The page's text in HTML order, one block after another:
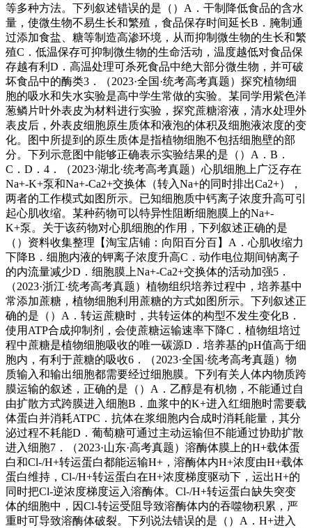
等多种方法。下列叙述错误的是（）A．干制降低食品的含水
量，使微生物不易生长和繁殖，食品保存时间延长B．腌制通
过添加食盐、糖等制造高渗环境，从而抑制微生物的生长和繁
殖C．低温保存可抑制微生物的生命活动，温度越低对食品保
存越有利D．高温处理可杀死食品中绝大部分微生物，并可破
坏食品中的酶类3．（2023·全国·统考高考真题）探究植物细
胞的吸水和失水实验是高中学生常做的实验。某同学用紫色洋
葱鳞片叶外表皮为材料进行实验，探究蔗糖溶液，清水处理外
表皮后，外表皮细胞原生质体和液泡的体积及细胞液浓度的变
化。图中所提到的原生质体是指植物细胞不包括细胞壁的部
分。下列示意图中能够正确表示实验结果的是（）A．B．
C．D．4．（2023·湖北·统考高考真题）心肌细胞上广泛存在
Na+-K+泵和Na+-Ca2+交换体（转入Na+的同时排出Ca2+），
两者的工作模式如图所示。已知细胞质中钙离子浓度升高可引
起心肌收缩。某种药物可以特异性阻断细胞膜上的Na+-
K+泵。关于该药物对心肌细胞的作用，下列叙述正确的是
（）资料收集整理【淘宝店铺：向阳百分百】A．心肌收缩力
下降B．细胞内液的钾离子浓度升高C．动作电位期间钠离子
的内流量减少D．细胞膜上Na+-Ca2+交换体的活动加强5．
（2023·浙江·统考高考真题）植物组织培养过程中，培养基中
常添加蔗糖，植物细胞利用蔗糖的方式如图所示。下列叙述正
确的是（）A．转运蔗糖时，共转运体的构型不发生变化B．
使用ATP合成抑制剂，会使蔗糖运输速率下降C．植物组培过
程中蔗糖是植物细胞吸收的唯一碳源D．培养基的pH值高于细
胞内，有利于蔗糖的吸收6．（2023·全国·统考高考真题）物
质输入和输出细胞都需要经过细胞膜。下列有关人体内物质跨
膜运输的叙述，正确的是（）A．乙醇是有机物，不能通过自
由扩散方式跨膜进入细胞B．血浆中的K+进入红细胞时需要载
体蛋白并消耗ATPC．抗体在浆细胞内合成时消耗能量，其分
泌过程不耗能D．葡萄糖可通过主动运输但不能通过协助扩散
进入细胞7．（2023·山东·高考真题）溶酶体膜上的H+载体蛋
白和Cl-/H+转运蛋白都能运输H+，溶酶体内H+浓度由H+载体
蛋白维持，Cl-/H+转运蛋白在H+浓度梯度驱动下，运出H+的
同时把Cl-逆浓度梯度运入溶酶体。Cl-/H+转运蛋白缺失突变
体的细胞中，因Cl-转运受阻导致溶酶体内的吞噬物积累，严
重时可导致溶酶体破裂。下列说法错误的是（）A．H+进入